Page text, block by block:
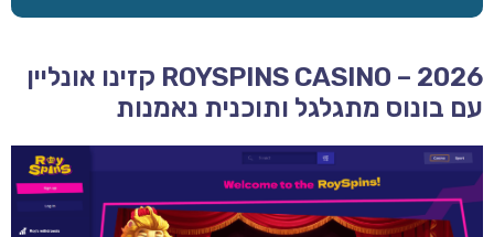
ROYSPINS CASINO – 2026 קזינו אונליין
עם בונוס מתגלגל ותוכנית נאמנות